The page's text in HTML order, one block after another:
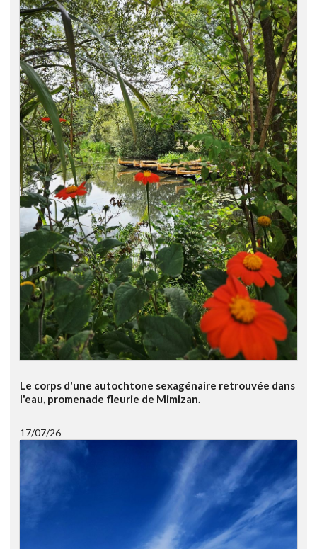
Le corps d'une autochtone sexagénaire retrouvée dans
l'eau, promenade fleurie de Mimizan.
17/07/26